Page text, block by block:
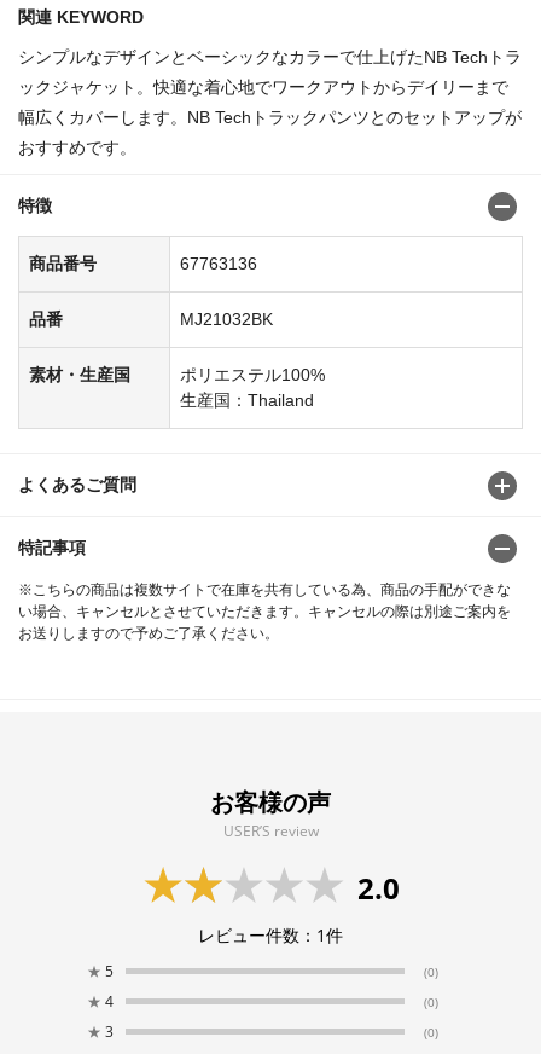
関連 KEYWORD
シンプルなデザインとベーシックなカラーで仕上げたNB Techトラ
ックジャケット。快適な着心地でワークアウトからデイリーまで
幅広くカバーします。NB Techトラックパンツとのセットアップが
おすすめです。
特徴
商品番号 67763136
品番 MJ21032BK
素材・生産国
ポリエステル100%
生産国：Thailand
よくあるご質問
特記事項
※こちらの商品は複数サイトで在庫を共有している為、商品の手配ができな
い場合、キャンセルとさせていただきます。キャンセルの際は別途ご案内を
お送りしますので予めご了承ください。
お客様の声
USER’S review
2.0
レビュー件数： 1件
★ 5 (0)
★ 4 (0)
★ 3 (0)